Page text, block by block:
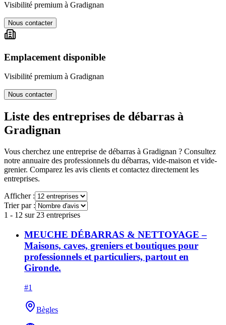
Visibilité premium à Gradignan
Nous contacter
Emplacement disponible
Visibilité premium à Gradignan
Nous contacter
Liste des entreprises de débarras à
Gradignan
Vous cherchez une entreprise de débarras à Gradignan ? Consultez
notre annuaire des professionnels du débarras, vide-maison et vide-
grenier. Comparez les avis clients et contactez directement les
entreprises.
Afficher :
Trier par :
1 - 12 sur 23 entreprises
MEUCHE DÉBARRAS & NETTOYAGE –
Maisons, caves, greniers et boutiques pour
professionnels et particuliers, partout en
Gironde.
#1
Bègles